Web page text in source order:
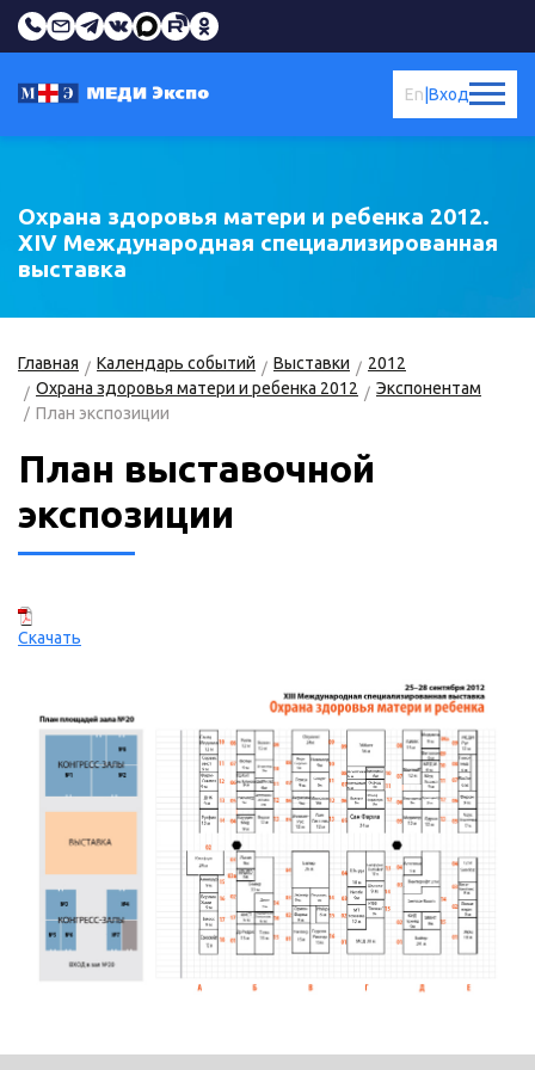
Вход
En
Охрана здоровья матери и ребенка 2012.
XIV Международная специализированная
выставка
Главная Календарь событий Выставки
2012
Охрана здоровья матери и ребенка 2012
Экспонентам
План экспозиции
План выставочной
экспозиции
Скачать